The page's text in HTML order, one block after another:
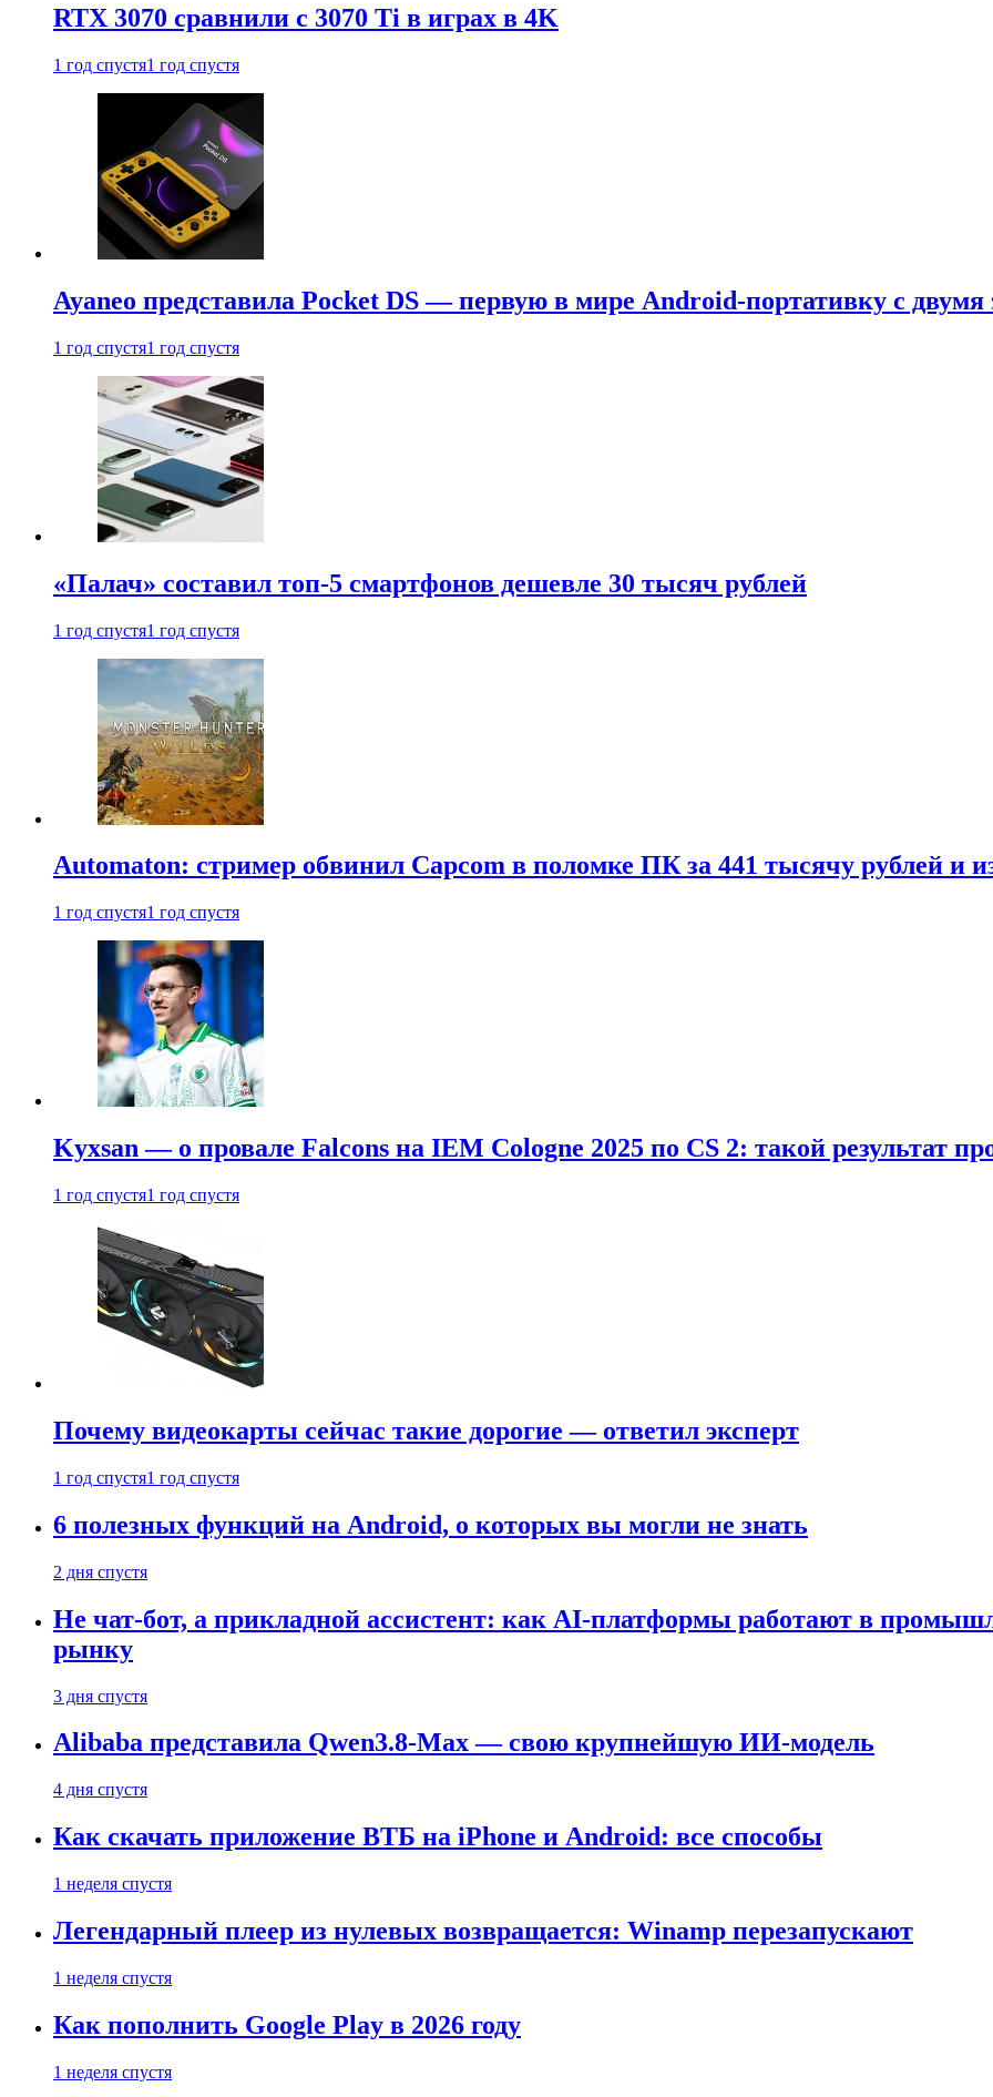
RTX 3070 сравнили с 3070 Ti в играх в 4K
1 год спустя1 год спустя
Ayaneo представила Pocket DS — первую в мире Android-портативку с двумя
1 год спустя1 год спустя
«Палач» составил топ-5 смартфонов дешевле 30 тысяч рублей
1 год спустя1 год спустя
Automaton: стример обвинил Capcom в поломке ПК за 441 тысячу рублей и
1 год спустя1 год спустя
Kyxsan — о провале Falcons на IEM Cologne 2025 по CS 2: такой результат
1 год спустя1 год спустя
Почему видеокарты сейчас такие дорогие — ответил эксперт
1 год спустя1 год спустя
6 полезных функций на Android, о которых вы могли не знать
2 дня спустя
Не чат-бот, а прикладной ассистент: как AI-платформы работают в
рынку
3 дня спустя
Alibaba представила Qwen3.8-Max — свою крупнейшую ИИ-модель
4 дня спустя
Как скачать приложение ВТБ на iPhone и Android: все способы
1 неделя спустя
Легендарный плеер из нулевых возвращается: Winamp перезапускают
1 неделя спустя
Как пополнить Google Play в 2026 году
1 неделя спустя